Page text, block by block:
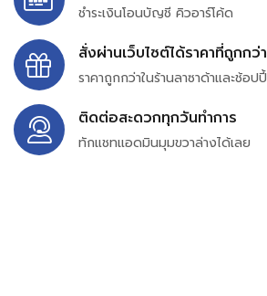
ชำระเงินโอนบัญชี คิวอาร์โค้ด
สั่งผ่านเว็บไซต์ได้ราคาที่ถูกกว่า
ราคาถูกกว่าในร้านลาซาด้าและช้อปปี้
ติดต่อสะดวกทุกวันทำการ
ทักแชทแอดมินมุมขวาล่างได้เลย